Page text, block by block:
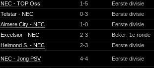
NEC - TOP Oss 1-5
Eerste divisie
Telstar - NEC 0-3
Eerste divisie
Almere City - NEC 1-0
Eerste divisie
Excelsior - NEC 2-3
Beker: 1e ronde
Helmond S. - NEC 2-3 Eerste divisie
NEC - Jong PSV 4-4 Eerste divisie